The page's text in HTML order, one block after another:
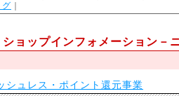
グ ｜
ショップインフォメーション－
シュレス・ポイント還元事業